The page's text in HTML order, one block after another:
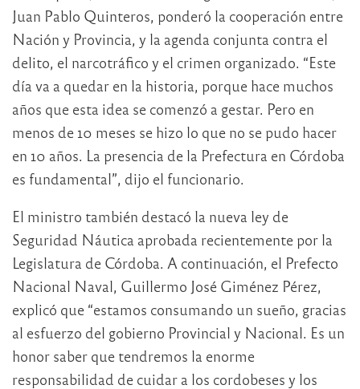
Juan Pablo Quinteros, ponderó la cooperación entre
Nación y Provincia, y la agenda conjunta contra el
delito, el narcotráfico y el crimen organizado. “Este
día va a quedar en la historia, porque hace muchos
años que esta idea se comenzó a gestar. Pero en
menos de 10 meses se hizo lo que no se pudo hacer
en 10 años. La presencia de la Prefectura en Córdoba
es fundamental”, dijo el funcionario.
El ministro también destacó la nueva ley de
Seguridad Náutica aprobada recientemente por la
Legislatura de Córdoba. A continuación, el Prefecto
Nacional Naval, Guillermo José Giménez Pérez,
explicó que “estamos consumando un sueño, gracias
al esfuerzo del gobierno Provincial y Nacional. Es un
honor saber que tendremos la enorme
responsabilidad de cuidar a los cordobeses y los